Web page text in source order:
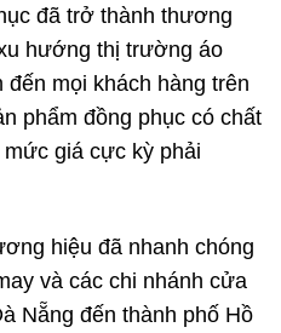
đã trở thành thương
hướng thị trường áo
mọi khách hàng trên
phẩm đồng phục có chất
giá cực kỳ phải
hiệu đã nhanh chóng
và các chi nhánh cửa
Nẵng đến thành phố Hồ